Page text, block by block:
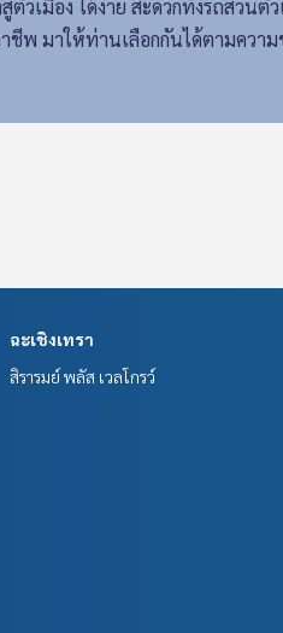
ตัวเมือง ได้ง่าย สะดวกทั้งรถส่วน
ชีพ มาให้ท่านเลือกกันได้ตามควา
ฉะเชิงเทรา
สิรารมย์ พลัส เวลโกรว์